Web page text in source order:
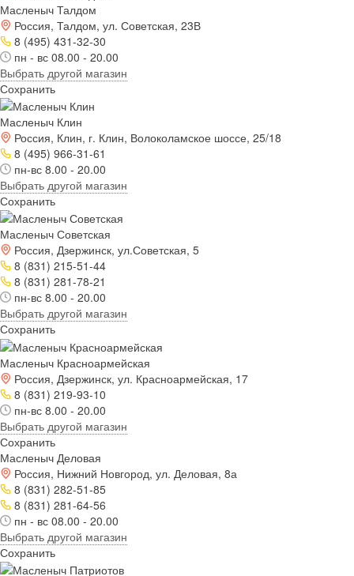
Масленыч Талдом
Россия, Талдом, ул. Советская, 23В
8 (495) 431-32-30
пн - вс 08.00 - 20.00
Выбрать другой магазин
Сохранить
Масленыч Клин
Россия, Клин, г. Клин, Волоколамское шоссе, 25/18
8 (495) 966-31-61
пн-вс 8.00 - 20.00
Выбрать другой магазин
Сохранить
Масленыч Советская
Россия, Дзержинск, ул.Советская, 5
8 (831) 215-51-44
8 (831) 281-78-21
пн-вс 8.00 - 20.00
Выбрать другой магазин
Сохранить
Масленыч Красноармейская
Россия, Дзержинск, ул. Красноармейская, 17
8 (831) 219-93-10
пн-вс 8.00 - 20.00
Выбрать другой магазин
Сохранить
Масленыч Деловая
Россия, Нижний Новгород, ул. Деловая, 8а
8 (831) 282-51-85
8 (831) 281-64-56
пн - вс 08.00 - 20.00
Выбрать другой магазин
Сохранить